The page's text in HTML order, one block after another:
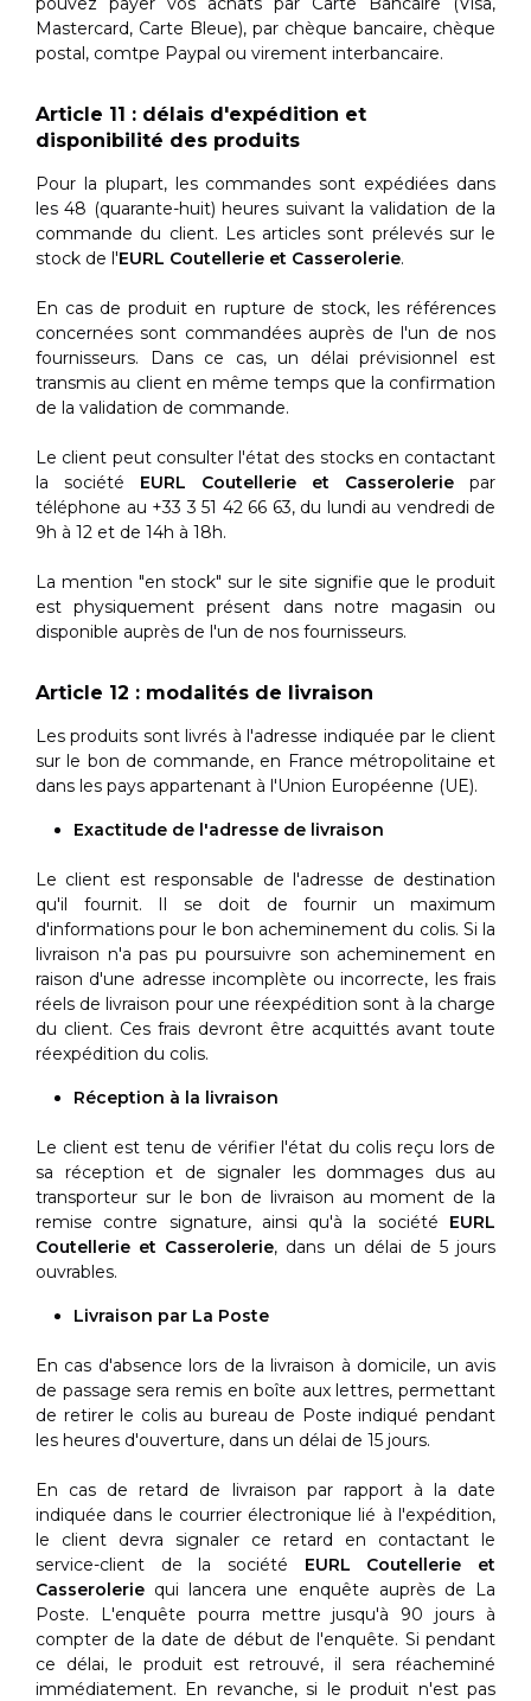
Mastercard, Carte Bleue), par chèque bancaire, chèque
postal, comtpe Paypal ou virement interbancaire.
Article 11 : délais d'expédition et
disponibilité des produits
Pour la plupart, les commandes sont expédiées dans
les 48 (quarante-huit) heures suivant la validation de la
commande du client. Les articles sont prélevés sur le
stock de l'EURL Coutellerie et Casserolerie.
En cas de produit en rupture de stock, les références
concernées sont commandées auprès de l'un de nos
fournisseurs. Dans ce cas, un délai prévisionnel est
transmis au client en même temps que la confirmation
de la validation de commande.
Le client peut consulter l'état des stocks en contactant
la société EURL Coutellerie et Casserolerie par
téléphone au +33 3 51 42 66 63, du lundi au vendredi de
9h à 12 et de 14h à 18h.
La mention "en stock" sur le site signifie que le produit
est physiquement présent dans notre magasin ou
disponible auprès de l'un de nos fournisseurs.
Article 12 : modalités de livraison
Les produits sont livrés à l'adresse indiquée par le client
sur le bon de commande, en France métropolitaine et
dans les pays appartenant à l'Union Européenne (UE).
Exactitude de l'adresse de livraison
Le client est responsable de l'adresse de destination
qu'il fournit. Il se doit de fournir un maximum
d'informations pour le bon acheminement du colis. Si la
livraison n'a pas pu poursuivre son acheminement en
raison d'une adresse incomplète ou incorrecte, les frais
réels de livraison pour une réexpédition sont à la charge
du client. Ces frais devront être acquittés avant toute
réexpédition du colis.
Réception à la livraison
Le client est tenu de vérifier l'état du colis reçu lors de
sa réception et de signaler les dommages dus au
transporteur sur le bon de livraison au moment de la
remise contre signature, ainsi qu'à la société EURL
Coutellerie et Casserolerie, dans un délai de 5 jours
ouvrables.
Livraison par La Poste
En cas d'absence lors de la livraison à domicile, un avis
de passage sera remis en boîte aux lettres, permettant
de retirer le colis au bureau de Poste indiqué pendant
les heures d'ouverture, dans un délai de 15 jours.
En cas de retard de livraison par rapport à la date
indiquée dans le courrier électronique lié à l'expédition,
le client devra signaler ce retard en contactant le
service-client de la société EURL Coutellerie et
Casserolerie qui lancera une enquête auprès de La
Poste. L'enquête pourra mettre jusqu'à 90 jours à
compter de la date de début de l'enquête. Si pendant
ce délai, le produit est retrouvé, il sera réacheminé
immédiatement. En revanche, si le produit n'est pas